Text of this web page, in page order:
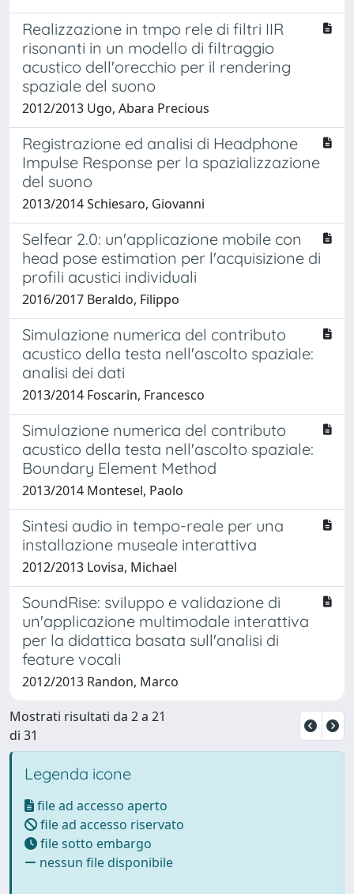
Realizzazione in tmpo rele di filtri IIR
risonanti in un modello di filtraggio
acustico dell'orecchio per il rendering
spaziale del suono
2012/2013 Ugo, Abara Precious
Registrazione ed analisi di Headphone
Impulse Response per la spazializzazione
del suono
2013/2014 Schiesaro, Giovanni
Selfear 2.0: un'applicazione mobile con
head pose estimation per l'acquisizione di
profili acustici individuali
2016/2017 Beraldo, Filippo
Simulazione numerica del contributo
acustico della testa nell'ascolto spaziale:
analisi dei dati
2013/2014 Foscarin, Francesco
Simulazione numerica del contributo
acustico della testa nell'ascolto spaziale:
Boundary Element Method
2013/2014 Montesel, Paolo
Sintesi audio in tempo-reale per una
installazione museale interattiva
2012/2013 Lovisa, Michael
SoundRise: sviluppo e validazione di
un'applicazione multimodale interattiva
per la didattica basata sull'analisi di
feature vocali
2012/2013 Randon, Marco
Mostrati risultati da 2 a 21
di 31
Legenda icone
file ad accesso aperto
file ad accesso riservato
file sotto embargo
nessun file disponibile